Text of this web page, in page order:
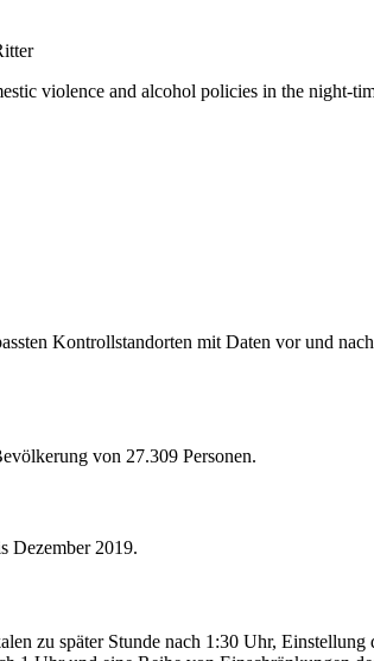
violence and alcohol policies in the night-
Kontrollstandorten mit Daten vor und
von 27.309 Personen.
Dezember 2019.
zu später Stunde nach 1:30 Uhr,